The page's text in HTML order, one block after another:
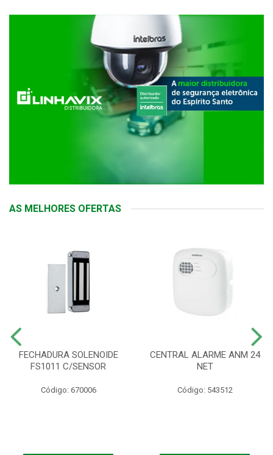
AS MELHORES OFERTAS
FECHADURA SOLENOIDE
FS1011 C/SENSOR
Código: 670006
CENTRAL ALARME ANM 24
NET
Código: 543512